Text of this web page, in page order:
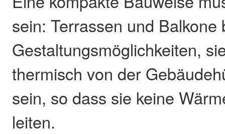
sein: Terrassen und Balkone
Gestaltungsmöglichkeiten,
thermisch von der
sein, so dass sie keine
leiten.